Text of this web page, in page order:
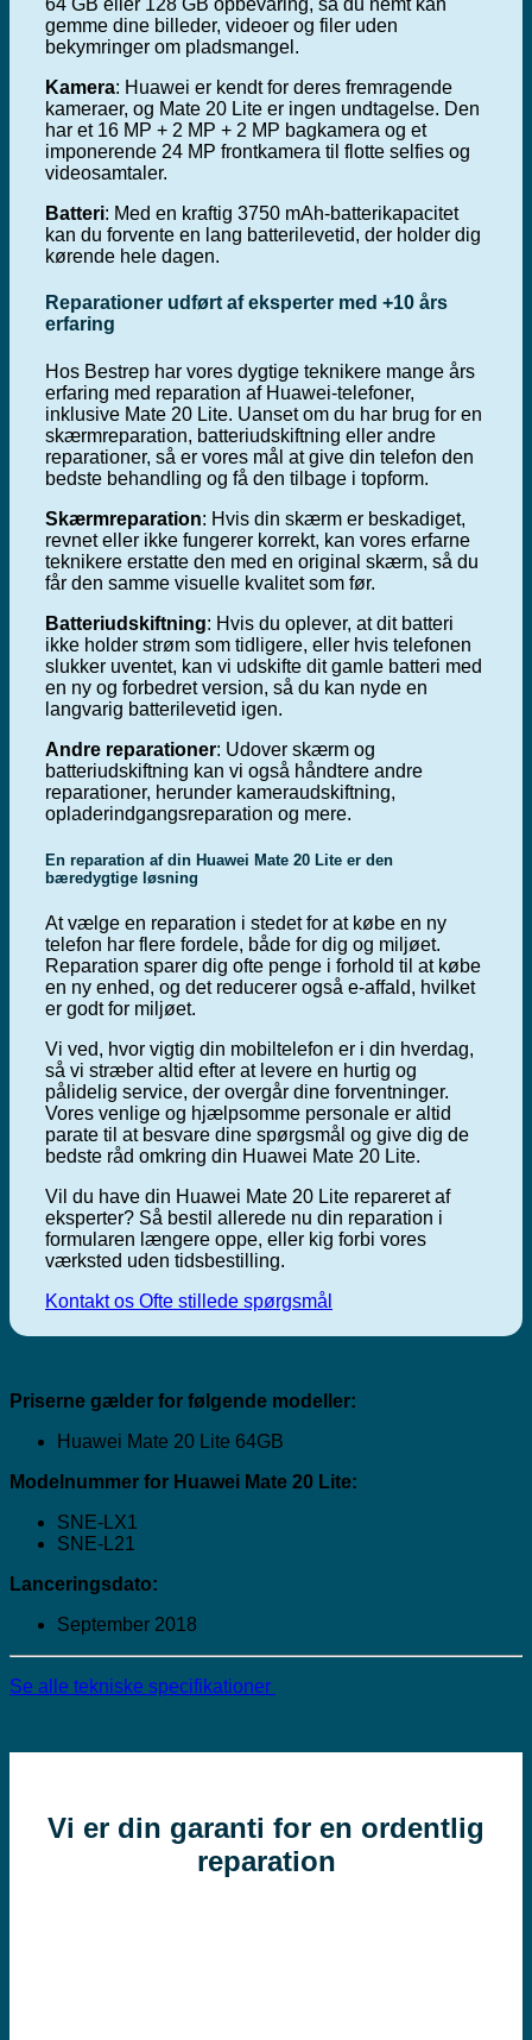
64 GB eller 128 GB opbevaring, så du nemt kan
gemme dine billeder, videoer og filer uden
bekymringer om pladsmangel.
Kamera: Huawei er kendt for deres fremragende
kameraer, og Mate 20 Lite er ingen undtagelse. Den
har et 16 MP + 2 MP + 2 MP bagkamera og et
imponerende 24 MP frontkamera til flotte selfies og
videosamtaler.
Batteri: Med en kraftig 3750 mAh-batterikapacitet
kan du forvente en lang batterilevetid, der holder dig
kørende hele dagen.
Reparationer udført af eksperter med +10 års
erfaring
Hos Bestrep har vores dygtige teknikere mange års
erfaring med reparation af Huawei-telefoner,
inklusive Mate 20 Lite. Uanset om du har brug for en
skærmreparation, batteriudskiftning eller andre
reparationer, så er vores mål at give din telefon den
bedste behandling og få den tilbage i topform.
Skærmreparation: Hvis din skærm er beskadiget,
revnet eller ikke fungerer korrekt, kan vores erfarne
teknikere erstatte den med en original skærm, så du
får den samme visuelle kvalitet som før.
Batteriudskiftning: Hvis du oplever, at dit batteri
ikke holder strøm som tidligere, eller hvis telefonen
slukker uventet, kan vi udskifte dit gamle batteri med
en ny og forbedret version, så du kan nyde en
langvarig batterilevetid igen.
Andre reparationer: Udover skærm og
batteriudskiftning kan vi også håndtere andre
reparationer, herunder kameraudskiftning,
opladerindgangsreparation og mere.
En reparation af din Huawei Mate 20 Lite er den
bæredygtige løsning
At vælge en reparation i stedet for at købe en ny
telefon har flere fordele, både for dig og miljøet.
Reparation sparer dig ofte penge i forhold til at købe
en ny enhed, og det reducerer også e-affald, hvilket
er godt for miljøet.
Vi ved, hvor vigtig din mobiltelefon er i din hverdag,
så vi stræber altid efter at levere en hurtig og
pålidelig service, der overgår dine forventninger.
Vores venlige og hjælpsomme personale er altid
parate til at besvare dine spørgsmål og give dig de
bedste råd omkring din Huawei Mate 20 Lite.
Vil du have din Huawei Mate 20 Lite repareret af
eksperter? Så bestil allerede nu din reparation i
formularen længere oppe, eller kig forbi vores
værksted uden tidsbestilling.
Kontakt os Ofte stillede spørgsmål
Priserne gælder for følgende modeller:
Huawei Mate 20 Lite 64GB
Modelnummer for Huawei Mate 20 Lite:
SNE-LX1
SNE-L21
Lanceringsdato:
September 2018
Se alle tekniske specifikationer
Vi er din garanti for en ordentlig
reparation